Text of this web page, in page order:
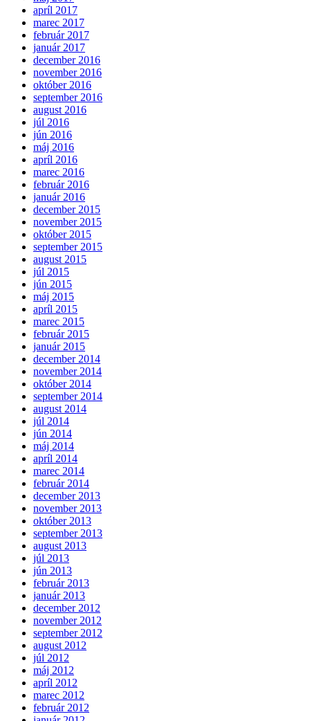
apríl 2017
marec 2017
február 2017
január 2017
december 2016
november 2016
október 2016
september 2016
august 2016
júl 2016
jún 2016
máj 2016
apríl 2016
marec 2016
február 2016
január 2016
december 2015
november 2015
október 2015
september 2015
august 2015
júl 2015
jún 2015
máj 2015
apríl 2015
marec 2015
február 2015
január 2015
december 2014
november 2014
október 2014
september 2014
august 2014
júl 2014
jún 2014
máj 2014
apríl 2014
marec 2014
február 2014
december 2013
november 2013
október 2013
september 2013
august 2013
júl 2013
jún 2013
február 2013
január 2013
december 2012
november 2012
september 2012
august 2012
júl 2012
máj 2012
apríl 2012
marec 2012
február 2012